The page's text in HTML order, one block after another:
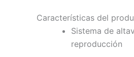
Características del
Sistema de
reproducción